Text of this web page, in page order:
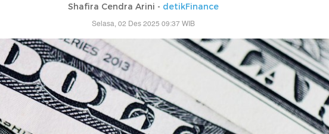
Shafira Cendra Arini - detikFinance
Selasa, 02 Des 2025 09:37 WIB